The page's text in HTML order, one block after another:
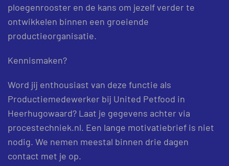
ploegenrooster en de kans om jezelf verder te
ontwikkelen binnen een groeiende
productieorganisatie.
Kennismaken?
Word jij enthousiast van deze functie als
Productiemedewerker bij United Petfood in
Heerhugowaard? Laat je gegevens achter via
procestechniek.nl. Een lange motivatiebrief is niet
nodig. We nemen meestal binnen drie dagen
contact met je op.